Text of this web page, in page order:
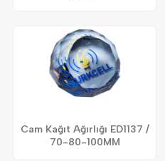
Cam Kağıt Ağırlığı ED1137 /
70-80-100MM